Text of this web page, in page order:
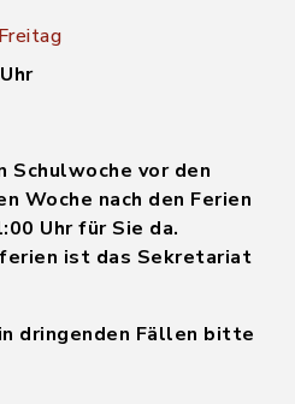
vor den
Woche nach den Ferien
Uhr für Sie da.
ist das Sekretariat
dringenden Fällen bitte